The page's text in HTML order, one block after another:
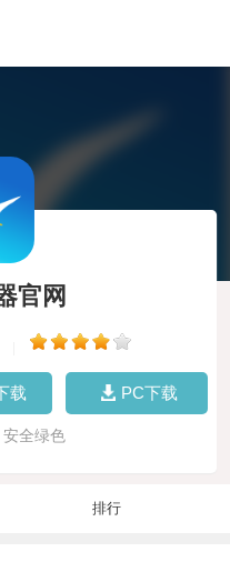
官网
载 PC下载
全绿色
排行